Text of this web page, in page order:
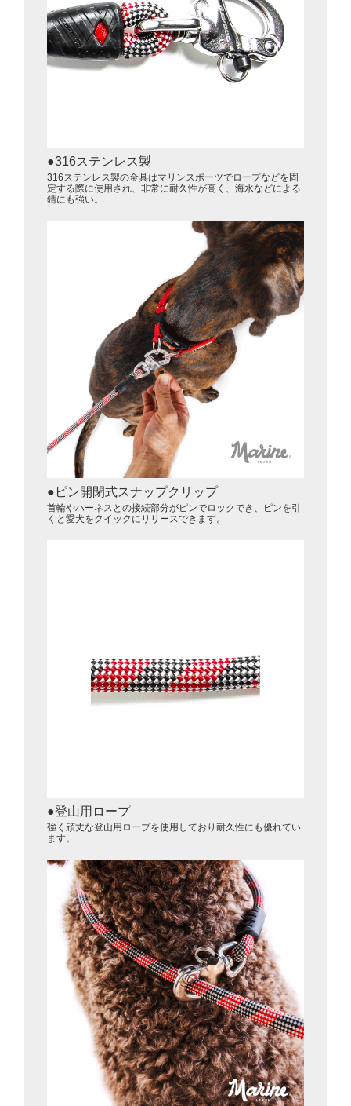
316ステンレス製
316ステンレス製の金具はマリンスポーツでロープなどを固
定する際に使用され、非常に耐久性が高く、海水などによる
錆にも強い。
ピン開閉式スナップクリップ
首輪やハーネスとの接続部分がピンでロックでき、ピンを引
くと愛犬をクイックにリリースできます。
登山用ロープ
強く頑丈な登山用ロープを使用しており耐久性にも優れてい
ます。